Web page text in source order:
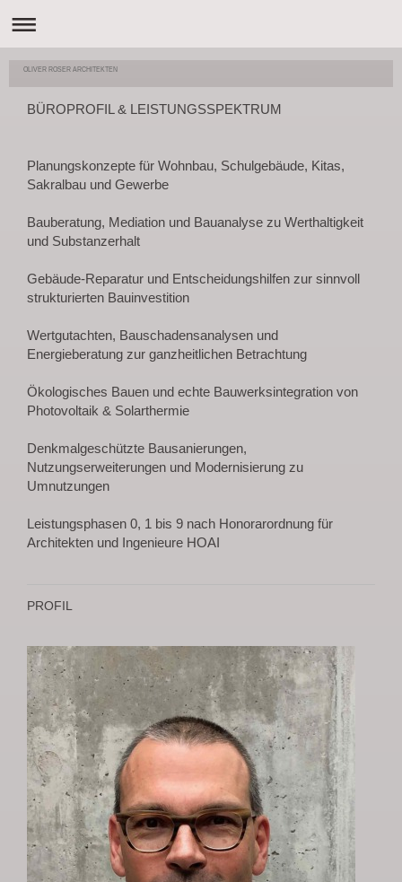
OLIVER ROSER ARCHITEKTEN
BÜROPROFIL & LEISTUNGSSPEKTRUM
Planungskonzepte für Wohnbau, Schulgebäude, Kitas,
Sakralbau und Gewerbe
Bauberatung, Mediation und Bauanalyse zu Werthaltigkeit
und Substanzerhalt
Gebäude-Reparatur und Entscheidungshilfen zur sinnvoll
strukturierten Bauinvestition
Wertgutachten, Bauschadensanalysen und
Energieberatung zur ganzheitlichen Betrachtung
Ökologisches Bauen und echte Bauwerksintegration von
Photovoltaik & Solarthermie
Denkmalgeschützte Bausanierungen,
Nutzungserweiterungen und Modernisierung zu
Umnutzungen
Leistungsphasen 0, 1 bis 9 nach Honorarordnung für
Architekten und Ingenieure HOAI
PROFIL